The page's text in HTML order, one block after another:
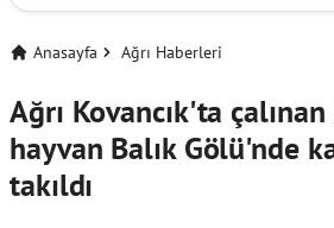
Anasayfa Ağrı Haberleri
Ağrı Kovancık'ta
hayvan Balık Gölü'nde
takıldı